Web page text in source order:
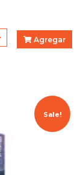
Agregar
Sale!